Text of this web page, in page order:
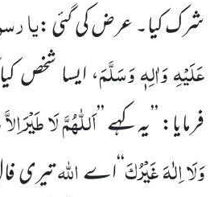
شرک کیا۔ عرض کی گئی :یا
عَلَیْہِ وَاٰلِہٖ وَسَلَّمَ، ایسا شخص
فرمایا: ’’یہ کہے’’اَللّٰہُمَّ لَا طَیْرَ
وَلَا اِلٰہَ غَیْرُکَ‘‘اےاللہتیری